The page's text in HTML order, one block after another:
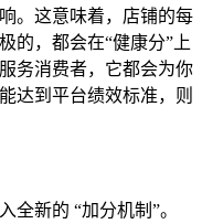
。这意味着，店铺的每
的，都会在“健康分”上
务消费者，它都会为你
达到平台绩效标准，则
全新的 “加分机制”。